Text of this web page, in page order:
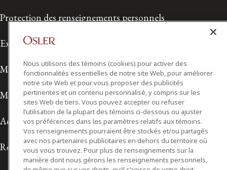
Protection des renseignements personnels
Exonération de responsabilité
Modalités de prestation de services
Modalités d'utilisation
Accessibilité
Relations avec les médias
Nous utilisons des témoins (cookies) pour activer des
fonctionnalités essentielles de notre site Web, pour améliorer
notre site Web et pour vous proposer des publicités
pertinentes et un contenu personnalisé, y compris sur les
sites Web de tiers. Vous pouvez accepter ou refuser
l’utilisation de la plupart des témoins ci-dessous ou ajuster
vos préférences dans les paramètres relatifs aux témoins.
Vos renseignements pourraient être stockés et/ou partagés
avec nos partenaires publicitaires en dehors du territoire où
vous vous trouvez. Pour plus de renseignements sur la
manière dont nous gérons les renseignements personnels,